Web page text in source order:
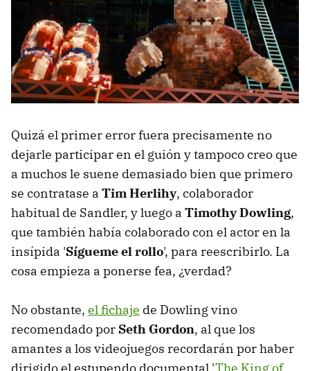
Quizá el primer error fuera precisamente no
dejarle participar en el guión y tampoco creo que
a muchos le suene demasiado bien que primero
se contratase a Tim Herlihy, colaborador
habitual de Sandler, y luego a Timothy Dowling,
que también había colaborado con el actor en la
insípida 'Sígueme el rollo', para reescribirlo. La
cosa empieza a ponerse fea, ¿verdad?
No obstante, el fichaje de Dowling vino
recomendado por Seth Gordon, al que los
amantes a los videojuegos recordarán por haber